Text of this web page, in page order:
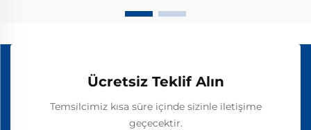
Ücretsiz Teklif Alın
Temsilcimiz kısa süre içinde sizinle iletişime
geçecektir.